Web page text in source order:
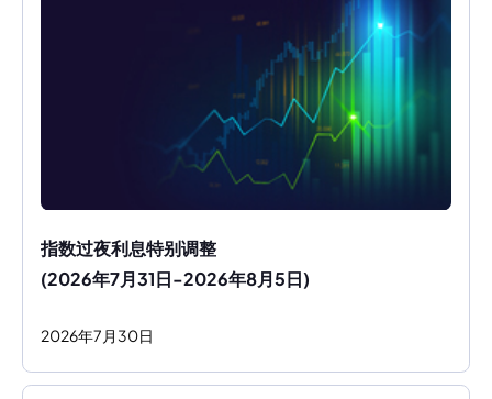
指数过夜利息特别调整
(2026年7月31日-2026年8月5日)
2026年7 月 30日